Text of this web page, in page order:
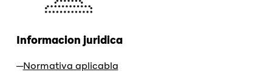
Informacion juridica
Normativa aplicabla